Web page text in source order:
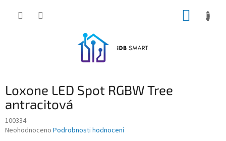
Loxone LED Spot RGBW Tree
antracitová
100334
Průměrné
Neohodnoceno Podrobnosti hodnocení